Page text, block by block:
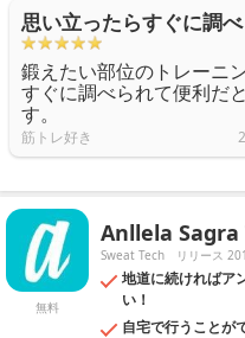
思い立ったらすぐに調
鍛えたい部位のトレーニ
すぐに調べられて便利だ
す。
筋トレ好き
無料
Anllela
Sweat Tech リリース
地道に続ければア
い！
自宅で行うことが